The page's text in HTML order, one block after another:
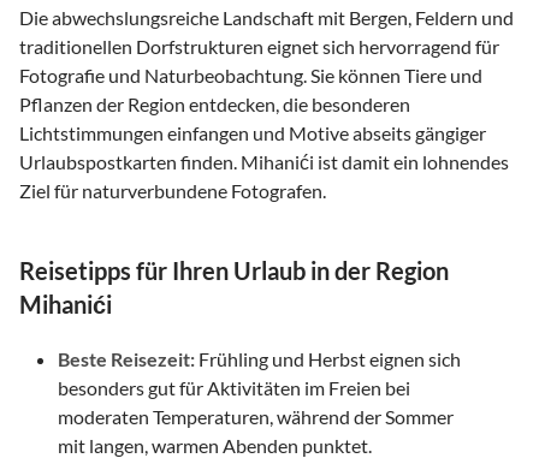
Die abwechslungsreiche Landschaft mit Bergen, Feldern und
traditionellen Dorfstrukturen eignet sich hervorragend für
Fotografie und Naturbeobachtung. Sie können Tiere und
Pflanzen der Region entdecken, die besonderen
Lichtstimmungen einfangen und Motive abseits gängiger
Urlaubspostkarten finden. Mihanići ist damit ein lohnendes
Ziel für naturverbundene Fotografen.
Reisetipps für Ihren Urlaub in der Region
Mihanići
Beste Reisezeit: Frühling und Herbst eignen sich
besonders gut für Aktivitäten im Freien bei
moderaten Temperaturen, während der Sommer
mit langen, warmen Abenden punktet.